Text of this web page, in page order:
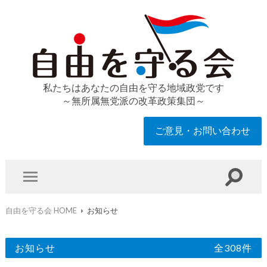
私たちはあなたの自由を守る地域政党です
～無所属無党派の改革政策集団～
ご意見・お問い合わせ
自由を守る会 HOME お知らせ
お知らせ 全308件